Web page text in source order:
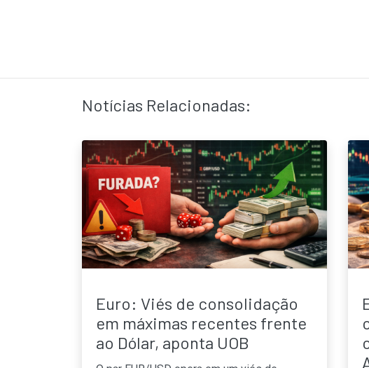
Notícias Relacionadas:
Euro: Viés de consolidação
em máximas recentes frente
ao Dólar, aponta UOB